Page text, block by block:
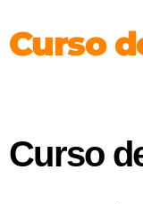
Curso
Curso